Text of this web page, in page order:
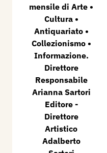
mensile di Arte •
Cultura •
Antiquariato •
Collezionismo •
Informazione.
Direttore
Responsabile
Arianna Sartori
Editore -
Direttore
Artistico
Adalberto